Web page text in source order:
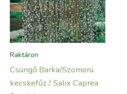
Raktáron
Csüngő Barka/Szomorú
kecskefűz / Salix Caprea